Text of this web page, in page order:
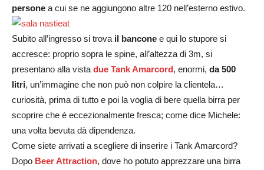
persone a cui se ne aggiungono altre 120 nell’esterno estivo.
Subito all’ingresso si trova il bancone e qui lo stupore si
accresce: proprio sopra le spine, all’altezza di 3m, si
presentano alla vista due Tank Amarcord, enormi, da 500
litri, un’immagine che non può non colpire la clientela…
curiosità, prima di tutto e poi la voglia di bere quella birra per
scoprire che è eccezionalmente fresca; come dice Michele:
una volta bevuta dà dipendenza.
Come siete arrivati a scegliere di inserire i Tank Amarcord?
Dopo Beer Attraction, dove ho potuto apprezzare una birra